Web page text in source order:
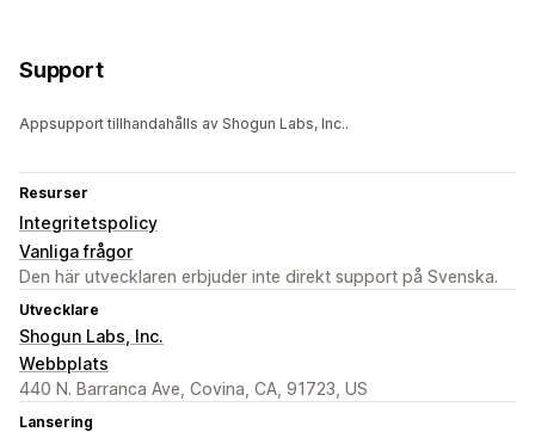
Support
Appsupport tillhandahålls av Shogun Labs, Inc..
Resurser
Integritetspolicy
Vanliga frågor
Den här utvecklaren erbjuder inte direkt support på Svenska.
Utvecklare
Shogun Labs, Inc.
Webbplats
440 N. Barranca Ave, Covina, CA, 91723, US
Lansering